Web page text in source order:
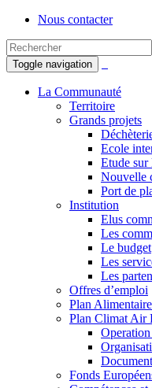
Nous contacter
Toggle navigation
La Communauté
Territoire
Grands projets
Ecole
Etude
Nouvelle
Port de
Institution
Elus
Les
Le budget
Les
Les
Offres d’emploi
Plan
Plan Climat Air
Fonds